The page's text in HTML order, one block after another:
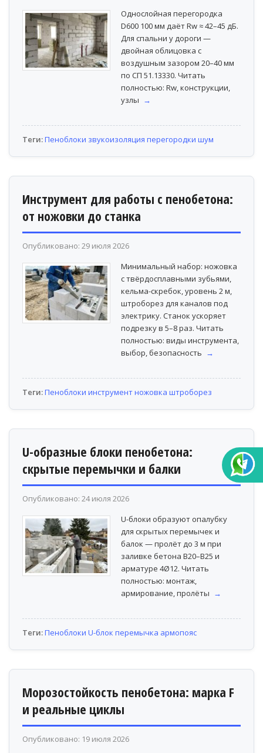
Однослойная перегородка
D600 100 мм даёт Rw ≈ 42–45 дБ.
Для спальни у дороги —
двойная облицовка с
воздушным зазором 20–40 мм
по СП 51.13330. Читать
полностью: Rw, конструкции,
узлы →
Теги:Пеноблоки звукоизоляция перегородки шум
Инструмент для работы с пенобетона:
от ножовки до станка
Опубликовано: 29 июля 2026
Минимальный набор: ножовка
с твёрдосплавными зубьями,
кельма-скребок, уровень 2 м,
штроборез для каналов под
электрику. Станок ускоряет
подрезку в 5–8 раз. Читать
полностью: виды инструмента,
выбор, безопасность →
Теги:Пеноблоки инструментножовка штроборез
U-образные блоки пенобетона:
скрытые перемычки и балки
Опубликовано: 24 июля 2026
U-блоки образуют опалубку
для скрытых перемычек и
балок — пролёт до 3 м при
заливке бетона B20–B25 и
арматуре 4Ø12. Читать
полностью: монтаж,
армирование, пролёты →
Теги:Пеноблоки U-блок перемычка армопояс
Морозостойкость пенобетона: марка F
и реальные циклы
Опубликовано: 19 июля 2026